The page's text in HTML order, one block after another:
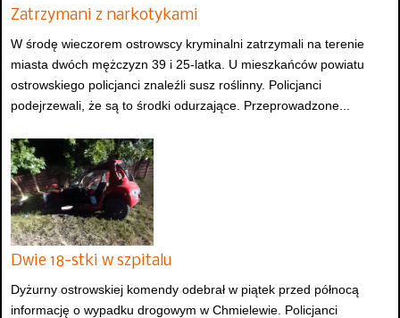
Zatrzymani z narkotykami
W środę wieczorem ostrowscy kryminalni zatrzymali na terenie
miasta dwóch mężczyzn 39 i 25-latka. U mieszkańców powiatu
ostrowskiego policjanci znaleźli susz roślinny. Policjanci
podejrzewali, że są to środki odurzające. Przeprowadzone...
Dwie 18-stki w szpitalu
Dyżurny ostrowskiej komendy odebrał w piątek przed północą
informację o wypadku drogowym w Chmielewie. Policjanci